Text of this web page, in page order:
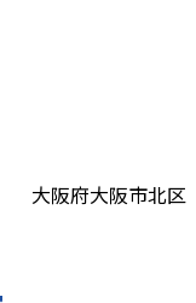
大阪府大阪市北区